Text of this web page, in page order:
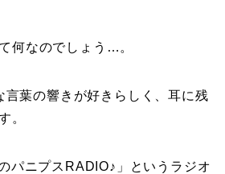
何なのでしょう…。
言葉の響きが好きらしく、耳に残
。
パニプスRADIO♪ 」というラジオ